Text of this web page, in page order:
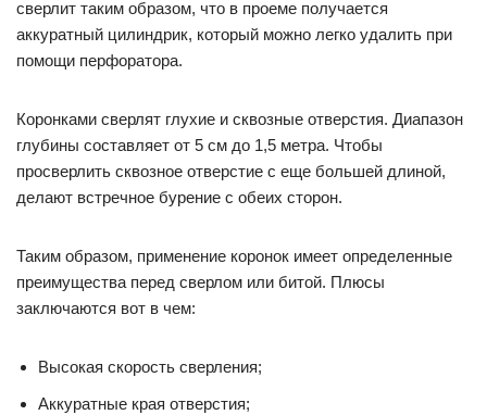
сверлит таким образом, что в проеме получается
аккуратный цилиндрик, который можно легко удалить при
помощи перфоратора.
Коронками сверлят глухие и сквозные отверстия. Диапазон
глубины составляет от 5 см до 1,5 метра. Чтобы
просверлить сквозное отверстие с еще большей длиной,
делают встречное бурение с обеих сторон.
Таким образом, применение коронок имеет определенные
преимущества перед сверлом или битой. Плюсы
заключаются вот в чем:
Высокая скорость сверления;
Аккуратные края отверстия;